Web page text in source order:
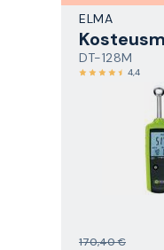
ELMA
DT-128M
4,4
170,40 €